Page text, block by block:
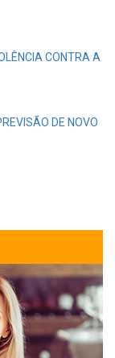
CONTRA A
DE NOVO